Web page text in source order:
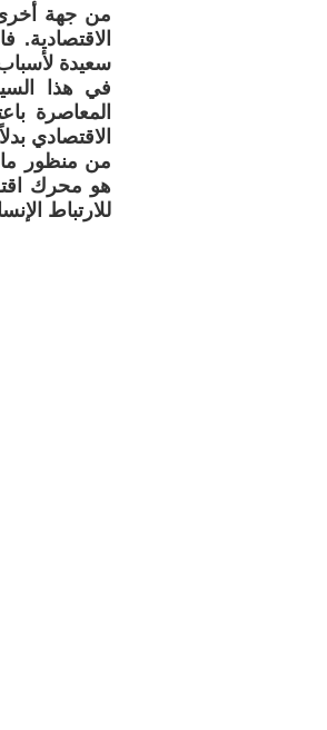
من جهة
سعيدة
في هذا
المعاصرة
الاقتصادي
من منظور
هو محرك
للارتباط